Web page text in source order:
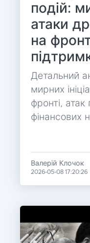
подій:
атаки
на
Детальний
мирних
фронті,
фінансових
Валерій Клочок
2026-05-08 17:20:26